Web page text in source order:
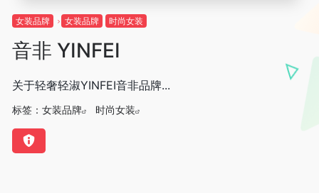
女装品牌 女装品牌 时尚女装
音非 YINFEI
关于轻奢轻淑YINFEI音非品牌...
标签： 女装品牌 时尚女装